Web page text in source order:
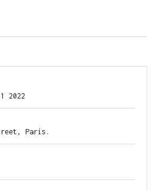
2022
Paris.